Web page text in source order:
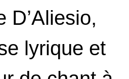
D’Aliesio,
lyrique et